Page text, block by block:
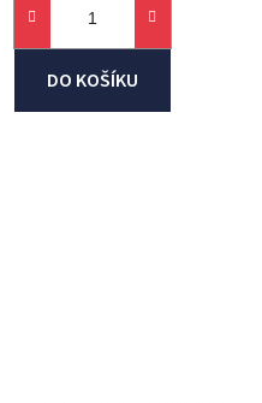
DO KOŠÍKU